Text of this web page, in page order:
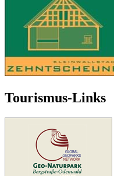
Tourismus-Links